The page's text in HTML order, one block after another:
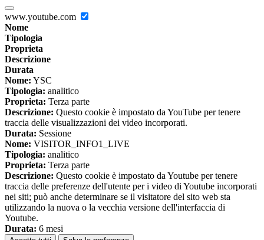
www.youtube.com
Nome
Tipologia
Proprieta
Descrizione
Durata
Nome: YSC
Tipologia: analitico
Proprieta: Terza parte
Descrizione: Questo cookie è impostato da YouTube per tenere
traccia delle visualizzazioni dei video incorporati.
Durata: Sessione
Nome: VISITOR_INFO1_LIVE
Tipologia: analitico
Proprieta: Terza parte
Descrizione: Questo cookie è impostato da Youtube per tenere
traccia delle preferenze dell'utente per i video di Youtube incorporati
nei siti; può anche determinare se il visitatore del sito web sta
utilizzando la nuova o la vecchia versione dell'interfaccia di
Youtube.
Durata: 6 mesi